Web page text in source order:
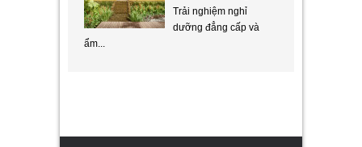
Trải nghiệm nghỉ
dưỡng đẳng cấp và
ẩm...